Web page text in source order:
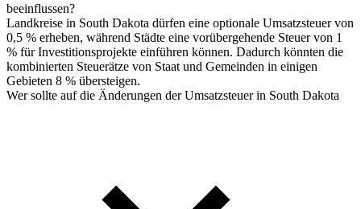
beeinflussen?
Landkreise in South Dakota dürfen eine optionale Umsatzsteuer von
0,5 % erheben, während Städte eine vorübergehende Steuer von 1
% für Investitionsprojekte einführen können. Dadurch könnten die
kombinierten Steuerätze von Staat und Gemeinden in einigen
Gebieten 8 % übersteigen.
Wer sollte auf die Änderungen der Umsatzsteuer in South Dakota